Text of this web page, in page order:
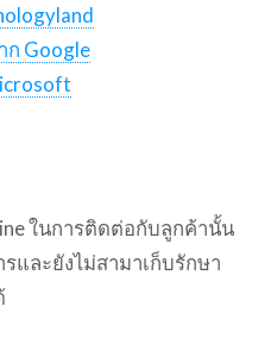
ก Google
ในการติดต่อกับลูกค้านั้น
และยังไม่สามาเก็บรักษา